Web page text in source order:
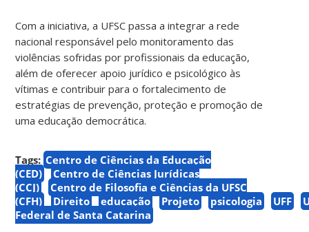
Com a iniciativa, a UFSC passa a integrar a rede
nacional responsável pelo monitoramento das
violências sofridas por profissionais da educação,
além de oferecer apoio jurídico e psicológico às
vítimas e contribuir para o fortalecimento de
estratégias de prevenção, proteção e promoção de
uma educação democrática.
Tags: Centro de Ciências da Educação
(CED)
Centro de Ciências Jurídicas
(CCJ)
Centro de Filosofia e Ciências da UFSC
(CFH)
Direito educação Projeto psicologia UFF
Federal de Santa Catarina